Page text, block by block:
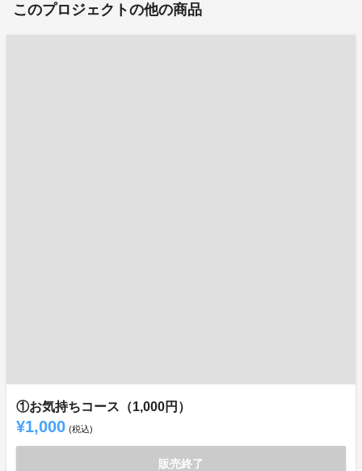
このプロジェクトの他の商品
①お気持ちコース（1,000円）
¥1,000 (税込)
販売終了